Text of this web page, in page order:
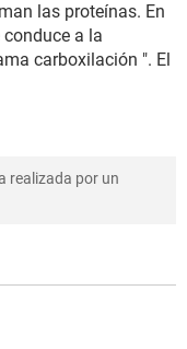
las proteínas. En
a la
carboxilación ". El
realizada por un